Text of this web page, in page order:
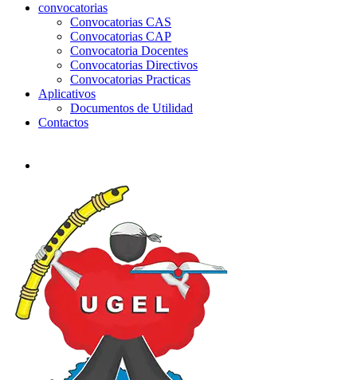
convocatorias
Convocatorias CAS
Convocatorias CAP
Convocatoria Docentes
Convocatorias Directivos
Convocatorias Practicas
Aplicativos
Documentos de Utilidad
Contactos